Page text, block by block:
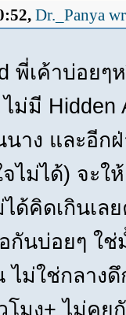
Dr._Panya
พี่เค้าบ่อยๆ
ม่มี Hidden
นาง และอี
ไม่ได้) จะ
ด้คิดเกินเล
กันบ่อยๆ ใ
ไม่ใช่กลาง
โมง+ ไม่คุ